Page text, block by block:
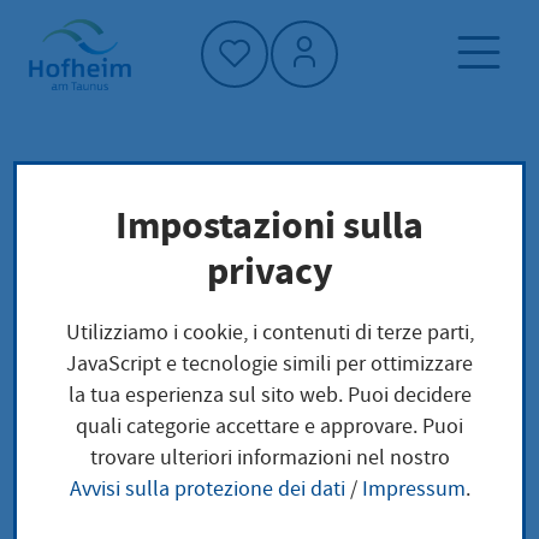
Home"
Pagina iniziale
Trova servizi
Preoccupazioni locali
Abschrift aus dem Handelsregister
Abschrift aus dem
Handelsregister
Impostazioni sulla
privacy
Utilizziamo i cookie, i contenuti di terze parti,
JavaScript e tecnologie simili per ottimizzare
la tua esperienza sul sito web. Puoi decidere
quali categorie accettare e approvare. Puoi
trovare ulteriori informazioni nel nostro
Avvisi sulla protezione dei dati/ Impressum.